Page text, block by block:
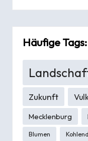
Häufige Tags:
Zukunft
Mecklenburg
Blumen